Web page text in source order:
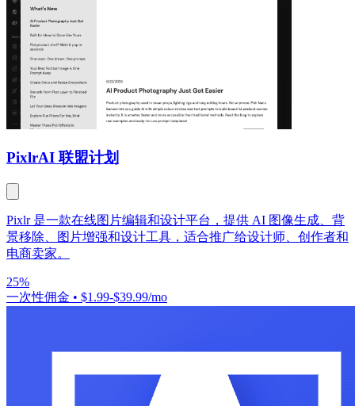
PixlrAI 联盟计划
Pixlr 是一款在线图片编辑和设计平台，提供 AI 图像生成、背
景移除、图片增强和设计工具，适合推广给设计师、创作者和
电商卖家。
25%
一次性佣金 • $1.99-$39.99/mo